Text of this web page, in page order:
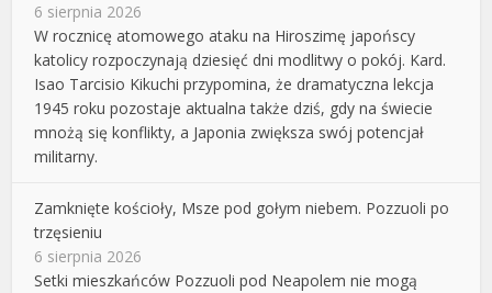
6 sierpnia 2026
W rocznicę atomowego ataku na Hiroszimę japońscy
katolicy rozpoczynają dziesięć dni modlitwy o pokój. Kard.
Isao Tarcisio Kikuchi przypomina, że dramatyczna lekcja
1945 roku pozostaje aktualna także dziś, gdy na świecie
mnożą się konflikty, a Japonia zwiększa swój potencjał
militarny.
Zamknięte kościoły, Msze pod gołym niebem. Pozzuoli po
trzęsieniu
6 sierpnia 2026
Setki mieszkańców Pozzuoli pod Neapolem nie mogą